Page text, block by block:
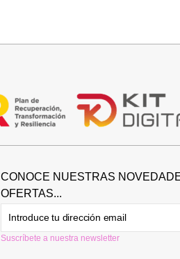
CONOCE NUESTRAS
OFERTAS...
Suscríbete a nuestra newsletter